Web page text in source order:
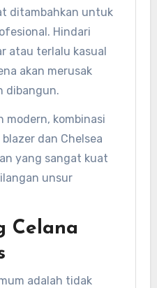
ditambahkan untuk
Hindari
atau terlalu kasual
akan merusak
dibangun.
modern, kombinasi
dan Chelsea
yang sangat kuat
unsur
Celana
adalah tidak